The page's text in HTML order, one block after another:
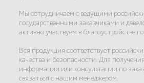
Мы сотрудничаем с ведущими
государственными заказчиками и
активно участвуем в благоустройстве
Вся продукция соответствует
качества и безопасности. Для
информации или консультации по
связаться с нашим менеджером.